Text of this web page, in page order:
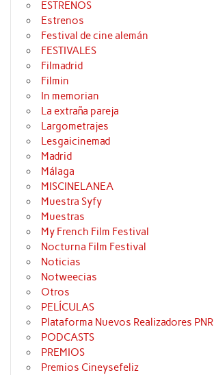
ESTRENOS
Estrenos
Festival de cine alemán
FESTIVALES
Filmadrid
Filmin
In memorian
La extraña pareja
Largometrajes
Lesgaicinemad
Madrid
Málaga
MISCINELANEA
Muestra Syfy
Muestras
My French Film Festival
Nocturna Film Festival
Noticias
Notweecias
Otros
PELÍCULAS
Plataforma Nuevos Realizadores PNR
PODCASTS
PREMIOS
Premios Cineysefeliz